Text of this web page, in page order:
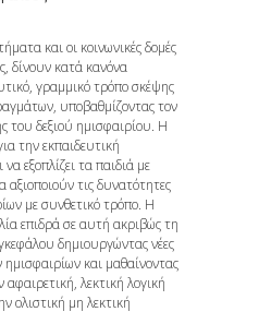
και οι κοινωνικές δομές
δίνουν κατά κανόνα
γραμμικό τρόπο σκέψης
υποβαθμίζοντας τον
του δεξιού ημισφαιρίου. Η
την εκπαιδευτική
εξοπλίζει τα παιδιά με
αξιοποιούν τις δυνατότητες
με συνθετικό τρόπο. Η
επιδρά σε αυτή ακριβώς τη
δημιουργώντας νέες
και μαθαίνοντας
αφαιρετική, λεκτική λογική
ολιστική μη λεκτική